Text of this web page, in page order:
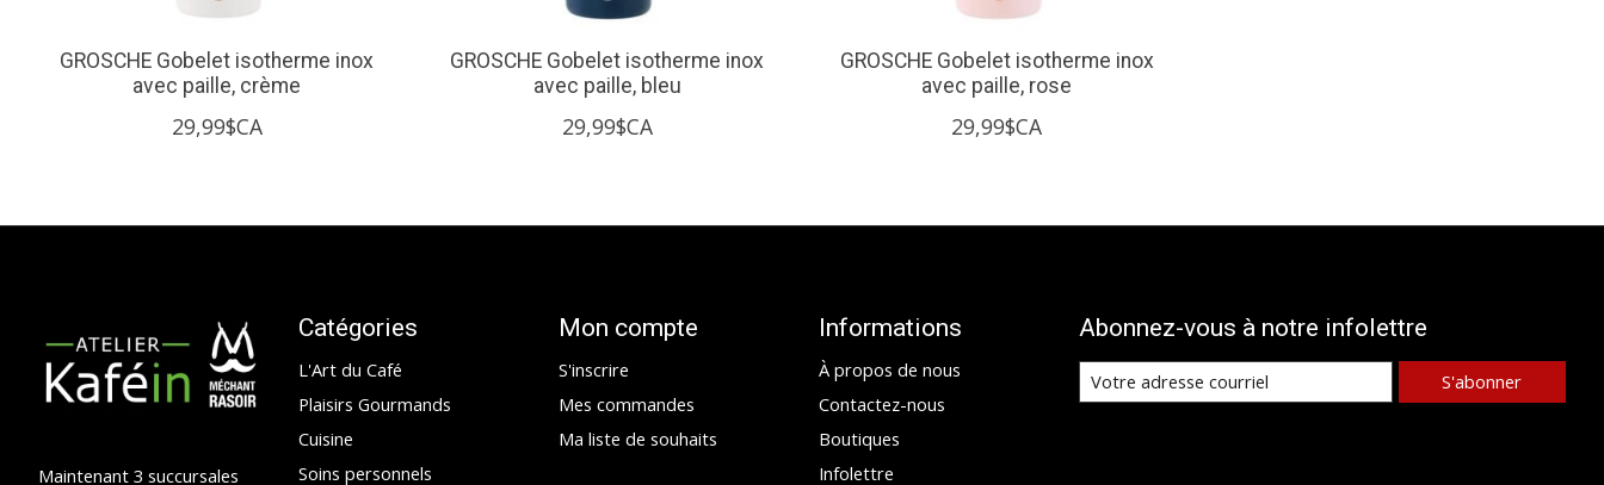
GROSCHE Gobelet isotherme inox
avec paille, crème
29,99$CA
GROSCHE Gobelet isotherme inox
avec paille, bleu
29,99$CA
GROSCHE Gobelet isotherme inox
avec paille, rose
29,99$CA
Maintenant 3 succursales
Catégories
L'Art du Café
Plaisirs Gourmands
Cuisine
Soins personnels
Mon compte
S'inscrire
Mes commandes
Ma liste de souhaits
Informations
À propos de nous
Contactez-nous
Boutiques
Infolettre
Abonnez-vous à notre infolettre
S'abonner